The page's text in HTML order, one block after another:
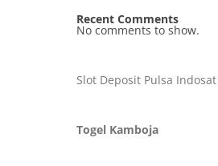
Recent Comments
No comments to show.
Slot Deposit Pulsa Indosat
Togel Kamboja